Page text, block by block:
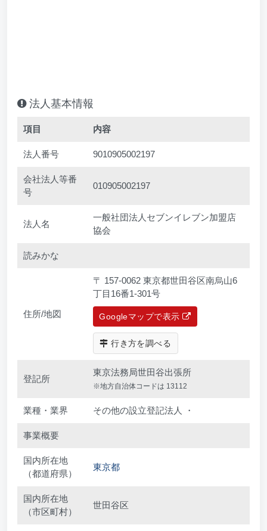
法人基本情報
項目 内容
法人番号 9010905002197
会社法人等番
号
010905002197
法人名
一般社団法人セブンイレブン加盟店
協会
読みかな
住所/地図
〒 157-0062 東京都世田谷区南烏山6
丁目16番1-301号
Googleマップで表示
行き方を調べる
登記所
東京法務局世田谷出張所
※地方自治体コードは 13112
業種・業界 その他の設立登記法人 ・
事業概要
国内所在地
（都道府県）
東京都
国内所在地
（市区町村）
世田谷区